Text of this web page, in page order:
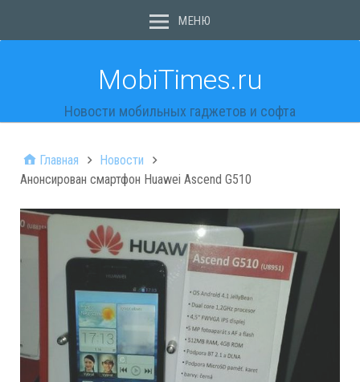
МЕНЮ
MobiTimes.ru
Новости мобильных гаджетов и софта
Главная
Новости
Анонсирован смартфон Huawei Ascend G510